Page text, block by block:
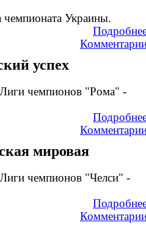
чемпионата Украины.
успех
чемпионов "Рома" -
мировая
чемпионов "Челси" -